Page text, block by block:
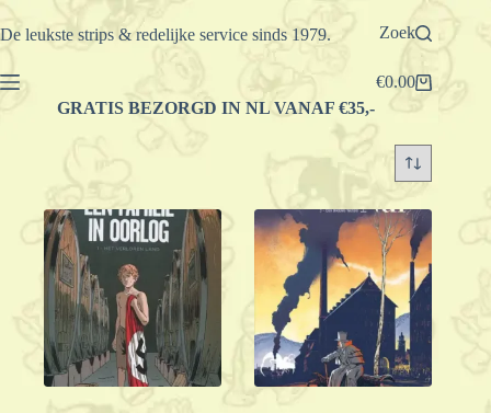
Ga
naar
De leukste strips & redelijke service sinds 1979. Zoek
Winkelwagen
€0.00
GRATIS BEZORGD IN NL VANAF €35,-